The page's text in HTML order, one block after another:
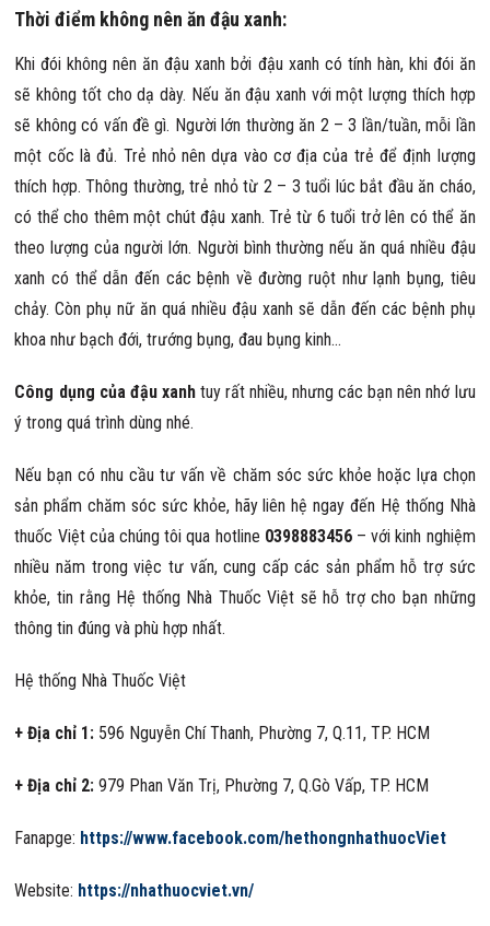
Thời điểm không nên ăn đậu xanh:
Khi đói không nên ăn đậu xanh bởi đậu xanh có tính hàn, khi đói ăn
sẽ không tốt cho dạ dày. Nếu ăn đậu xanh với một lượng thích hợp
sẽ không có vấn đề gì. Người lớn thường ăn 2 – 3 lần/tuần, mỗi lần
một cốc là đủ. Trẻ nhỏ nên dựa vào cơ địa của trẻ để định lượng
thích hợp. Thông thường, trẻ nhỏ từ 2 – 3 tuổi lúc bắt đầu ăn cháo,
có thể cho thêm một chút đậu xanh. Trẻ từ 6 tuổi trở lên có thể ăn
theo lượng của người lớn. Người bình thường nếu ăn quá nhiều đậu
xanh có thể dẫn đến các bệnh về đường ruột như lạnh bụng, tiêu
chảy. Còn phụ nữ ăn quá nhiều đậu xanh sẽ dẫn đến các bệnh phụ
khoa như bạch đới, trướng bụng, đau bụng kinh…
Công dụng của đậu xanhtuy rất nhiều, nhưng các bạn nên nhớ lưu
ý trong quá trình dùng nhé.
Nếu bạn có nhu cầu tư vấn về chăm sóc sức khỏe hoặc lựa chọn
sản phẩm chăm sóc sức khỏe, hãy liên hệ ngay đến Hệ thống Nhà
thuốc Việt của chúng tôi qua hotline 0398883456– với kinh nghiệm
nhiều năm trong việc tư vấn, cung cấp các sản phẩm hỗ trợ sức
khỏe, tin rằng Hệ thống Nhà Thuốc Việt sẽ hỗ trợ cho bạn những
thông tin đúng và phù hợp nhất.
Hệ thống Nhà Thuốc Việt
+ Địa chỉ 1: 596 Nguyễn Chí Thanh, Phường 7, Q.11, TP. HCM
+ Địa chỉ 2: 979 Phan Văn Trị, Phường 7, Q.Gò Vấp, TP. HCM
Fanapge: https://www.facebook.com/hethongnhathuocViet
Website: https://nhathuocviet.vn/